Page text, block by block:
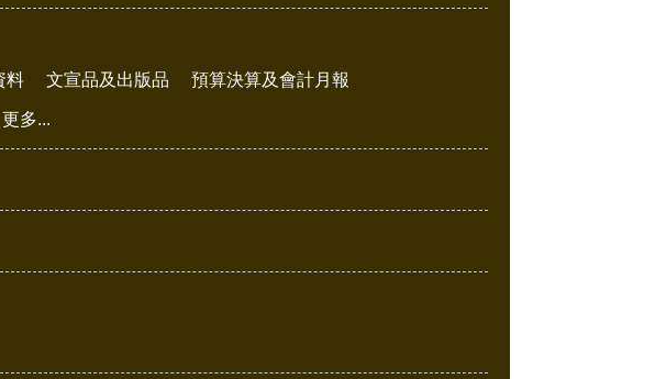
料 文宣品及出版品 預算決算及會計月報
更多...